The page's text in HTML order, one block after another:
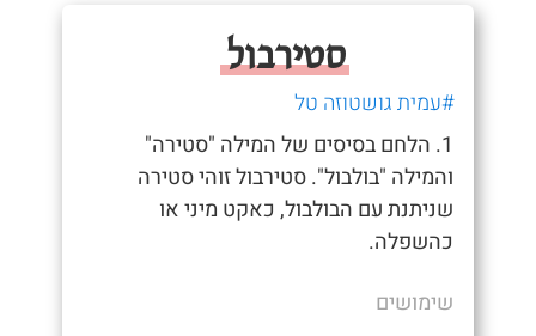
סטירבול
#עמית גושטוזה טל
1. הלחם בסיסים של המילה "סטירה"
והמילה "בולבול". סטירבול זוהי סטירה
שניתנת עם הבולבול, כאקט מיני או
כהשפלה.
שימושים